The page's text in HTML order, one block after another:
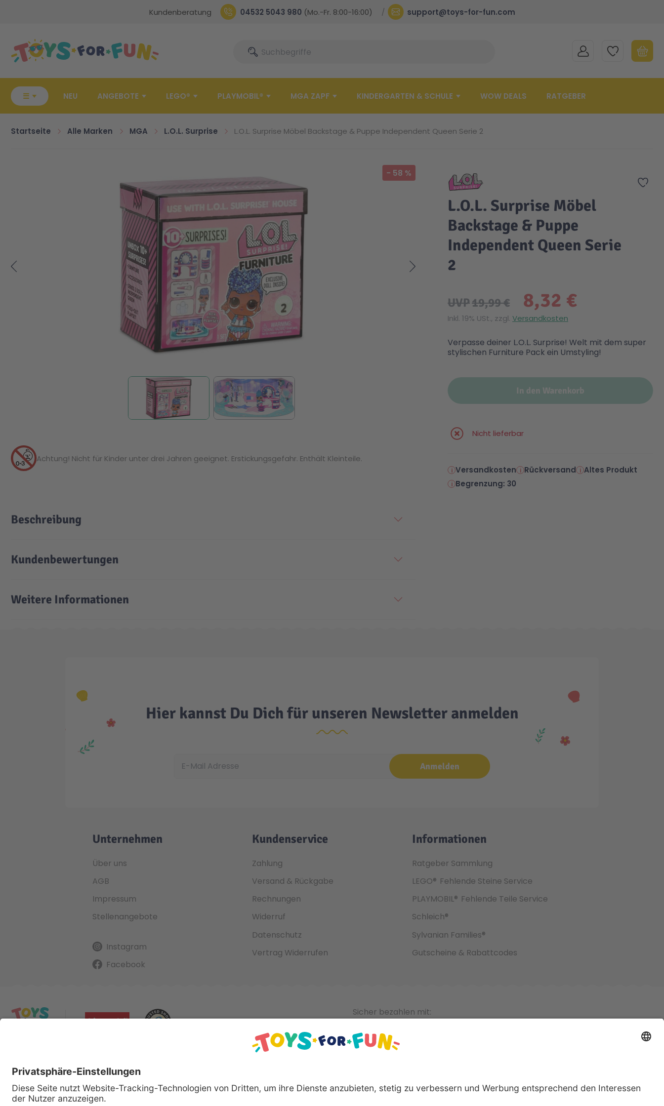
Kundenberatung 04532 5043 980 (Mo.-Fr. 8:00-16:00) support@toys-for-fun.com
SucheSuche MEIN KONTOMEINE WUNSCHLISTE
☰ NEU ANGEBOTE LEGO® PLAYMOBIL® MGA ZAPF KINDERGARTEN & SCHULE WOW DEALS RATGEBER
Startseite Alle Marken MGA L.O.L. Surprise L.O.L. Surprise Möbel Backstage & Puppe Independent Queen Serie 2
- 58 %
Zur
L.O.L. Surprise Möbel
Backstage & Puppe
Independent Queen Serie
2
8,32 €
UVP19,99 €
Inkl. 19% USt., zzgl. Versandkosten
Verpasse deiner L.O.L. Surprise! Welt mit dem super
stylischen Furniture Pack ein Umstyling!
In den Warenkorb
Nicht lieferbar
Versandkosten Rückversand
Altes Produkt
Begrenzung: 30
Achtung! Nicht für Kinder unter drei Jahren geeignet. Erstickungsgefahr. Enthält Kleinteile.
Beschreibung
Kundenbewertungen
Weitere Informationen
Hier kannst Du Dich für unseren Newsletter anmelden
Anmelden
Unternehmen
Über uns
AGB
Impressum
Stellenangebote
Instagram
Facebook
Kundenservice
Zahlung
Versand & Rückgabe
Rechnungen
Widerruf
Datenschutz
Vertrag Widerrufen
Informationen
Ratgeber Sammlung
LEGO® Fehlende Steine Service
PLAYMOBIL® Fehlende Teile Service
Schleich®
Sylvanian Families®
Gutscheine & Rabattcodes
Sicher bezahlen mit: